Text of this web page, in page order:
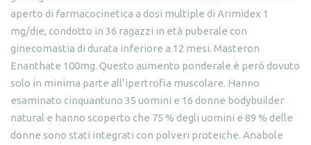
aperto di farmacocinetica a dosi multiple di Arimidex 1
mg/die, condotto in 36 ragazzi in età puberale con
ginecomastia di durata inferiore a 12 mesi. Masteron
Enanthate 100mg. Questo aumento ponderale è però dovuto
solo in minima parte all’ipertrofia muscolare. Hanno
esaminato cinquantuno 35 uomini e 16 donne bodybuilder
natural e hanno scoperto che 75 % degli uomini e 89 % delle
donne sono stati integrati con polveri proteiche. Anabole